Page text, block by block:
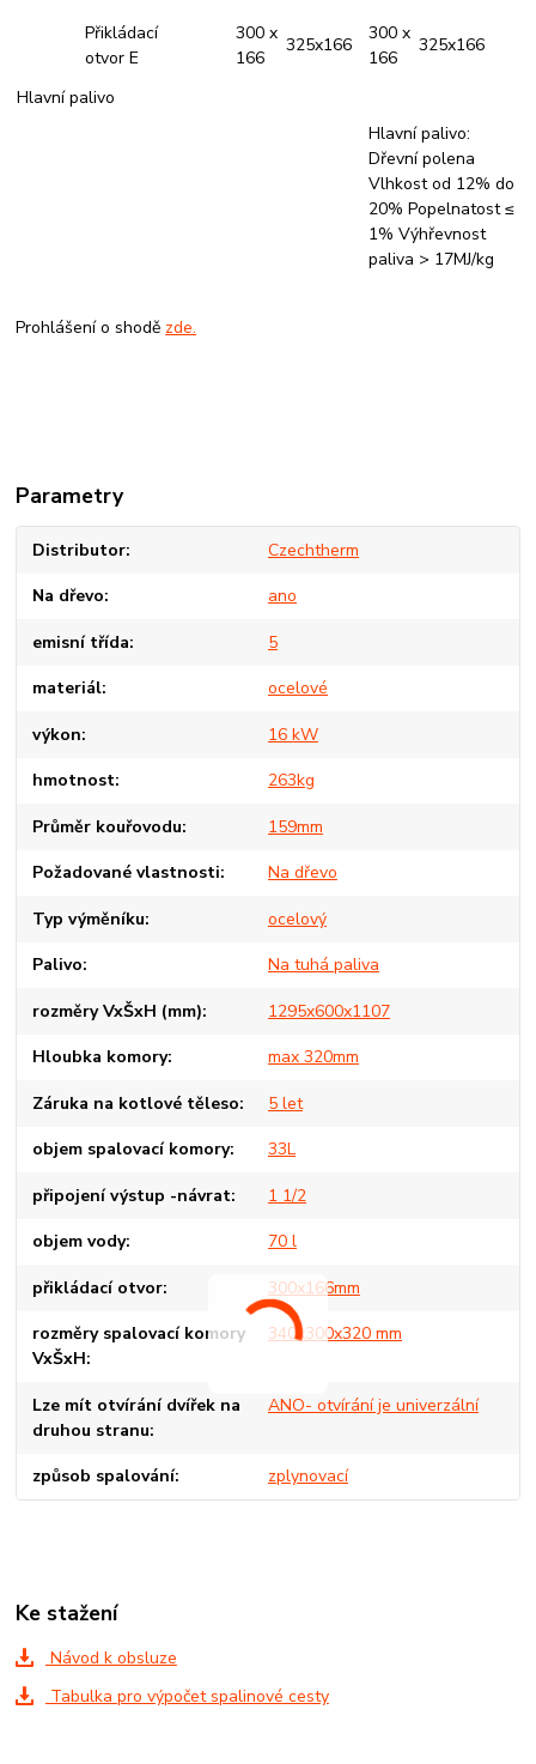
Přikládací
otvor E
300 x
166
325x166
300 x
166
325x166
Hlavní palivo
Hlavní palivo:
Dřevní polena
Vlhkost od 12% do
20% Popelnatost ≤
1% Výhřevnost
paliva > 17MJ/kg
Prohlášení o shodě zde.
Parametry
Distributor Czechtherm
Na dřevo ano
emisní třída 5
materiál ocelové
výkon 16 kW
hmotnost 263kg
Průměr kouřovodu 159mm
Požadované vlastnosti Na dřevo
Typ výměníku ocelový
Palivo Na tuhá paliva
rozměry VxŠxH (mm) 1295x600x1107
Hloubka komory max 320mm
Záruka na kotlové těleso 5 let
objem spalovací komory 33L
připojení výstup -návrat 1 1/2
objem vody 70 l
přikládací otvor 300x166mm
rozměry spalovací komory
VxŠxH
340x300x320 mm
Lze mít otvírání dvířek na
druhou stranu
ANO- otvírání je univerzální
způsob spalování zplynovací
Ke stažení
Návod k obsluze
Tabulka pro výpočet spalinové cesty